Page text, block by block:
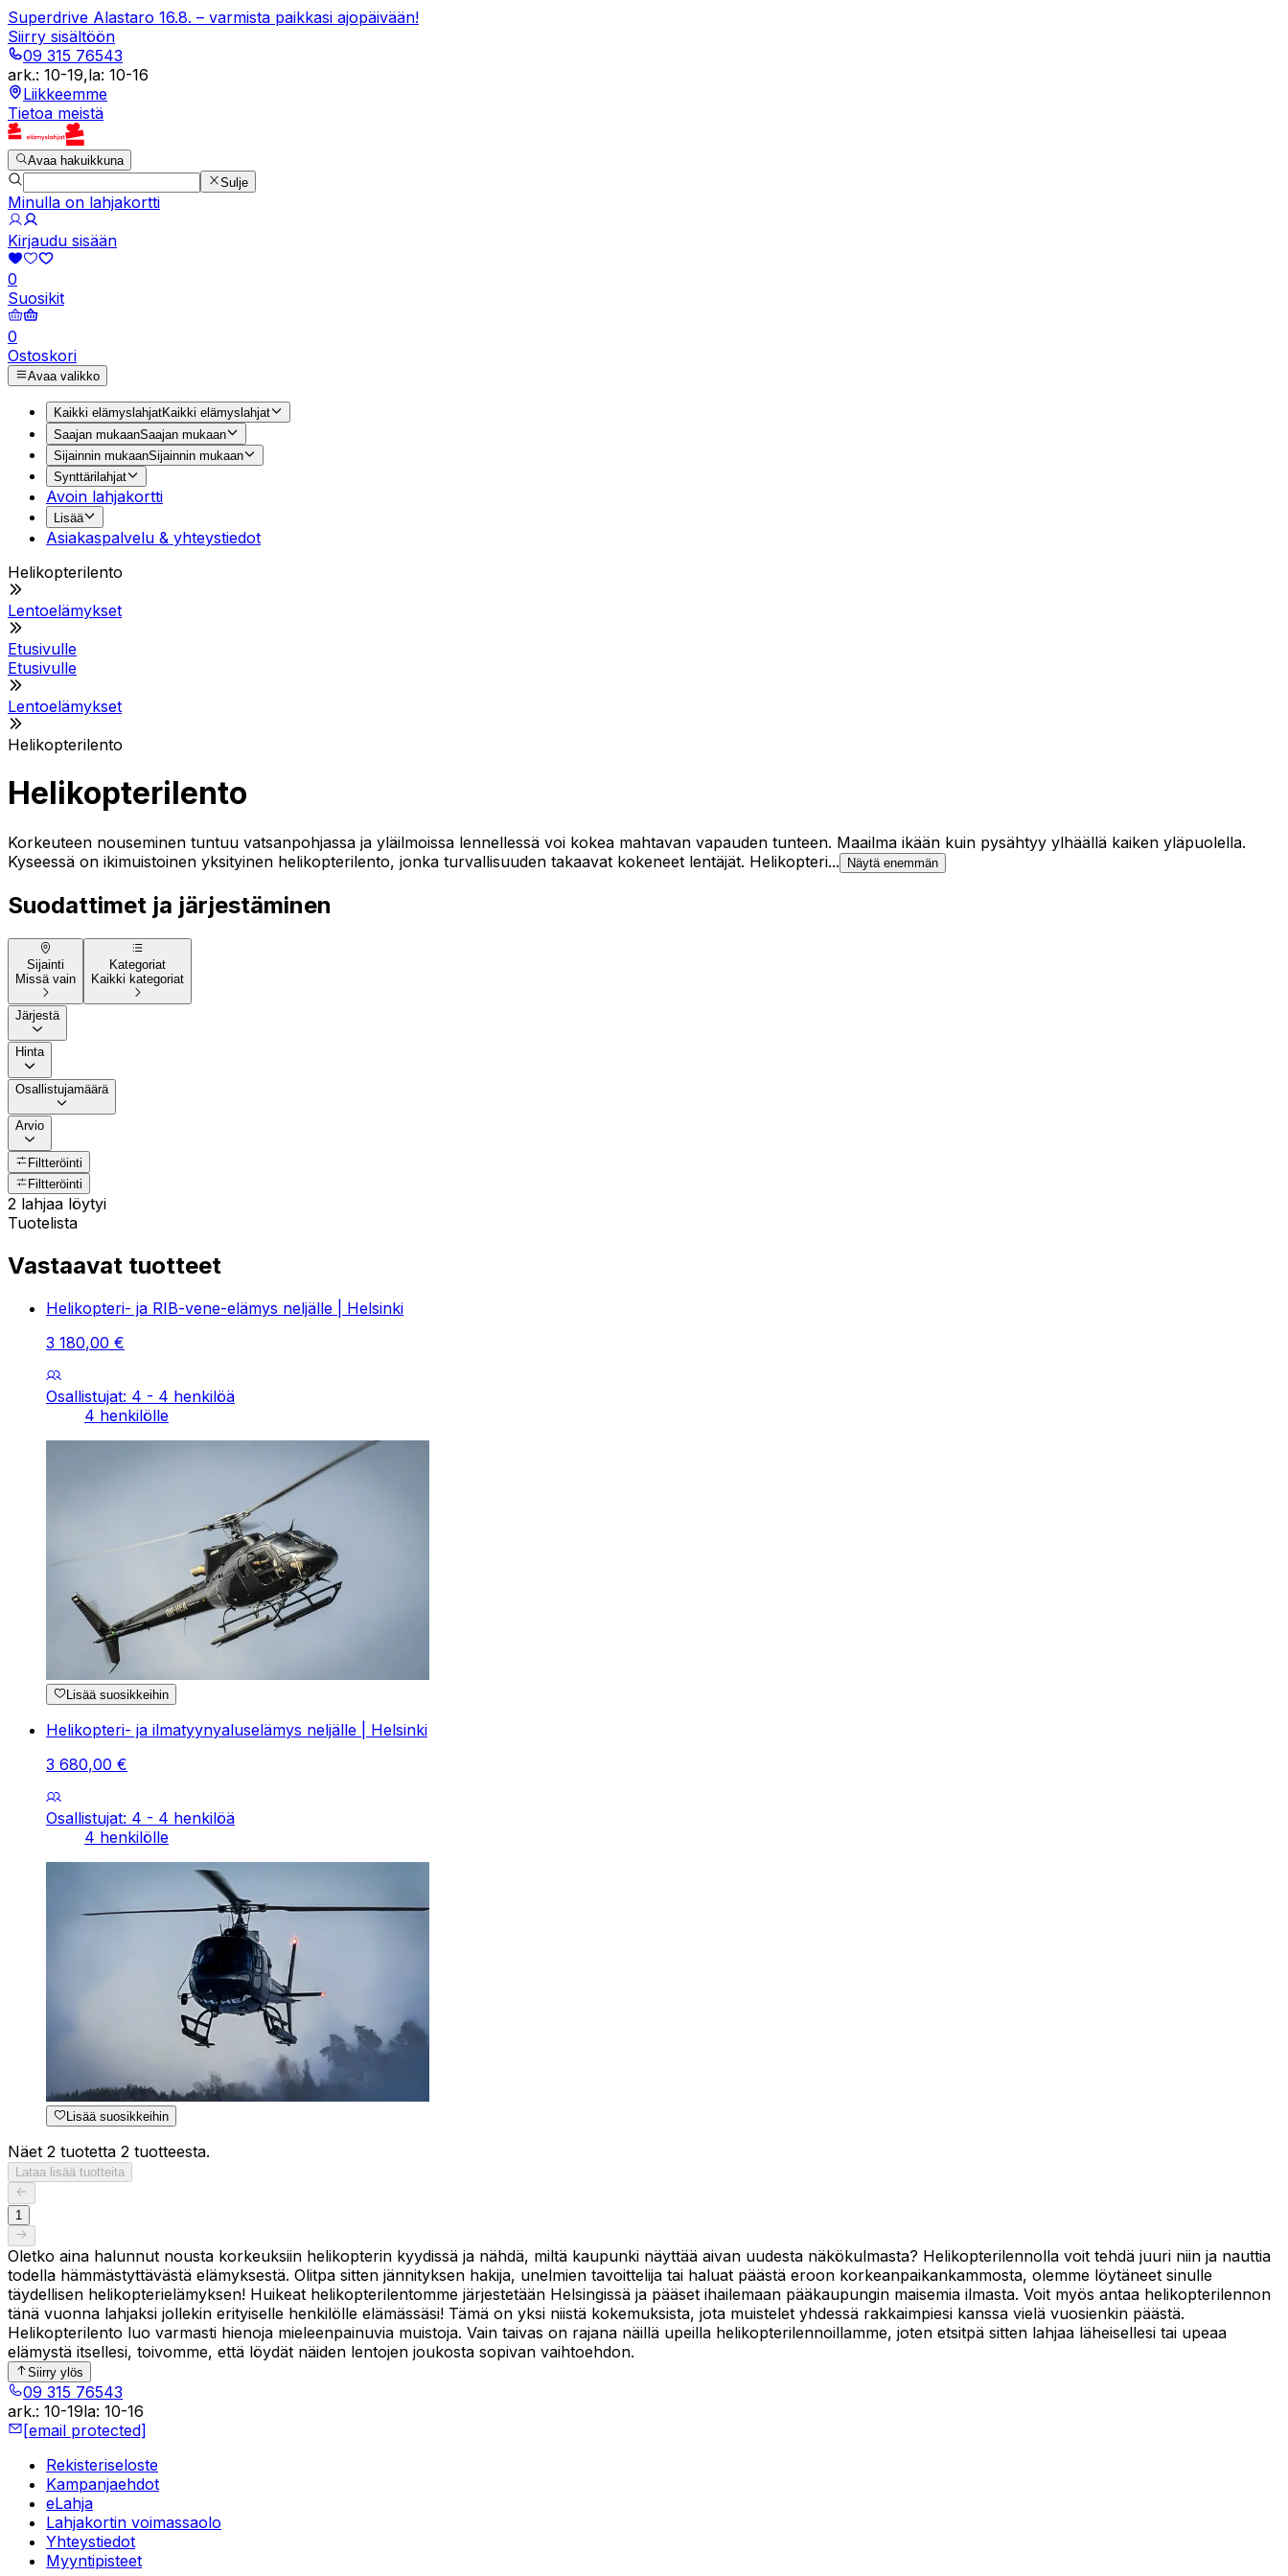
Superdrive Alastaro 16.8. – varmista paikkasi ajopäivään!
Siirry sisältöön
09 315 76543
ark.: 10-19,la: 10-16
Liikkeemme
Tietoa meistä
Avaa hakuikkuna
Sulje
Minulla on lahjakortti
Kirjaudu sisään
0
Suosikit
0
Ostoskori
Avaa valikko
Kaikki elämyslahjatKaikki elämyslahjat
Saajan mukaanSaajan mukaan
Sijainnin mukaanSijainnin mukaan
Synttärilahjat
Avoin lahjakortti
Lisää
Asiakaspalvelu & yhteystiedot
Helikopterilento
Lentoelämykset
Etusivulle
Etusivulle
Lentoelämykset
Helikopterilento
Helikopterilento
Korkeuteen nouseminen tuntuu vatsanpohjassa ja yläilmoissa lennellessä voi kokea mahtavan vapauden tunteen. Maailma ikään kuin pysähtyy ylhäällä kaiken yläpuolella.
Kyseessä on ikimuistoinen yksityinen helikopterilento, jonka turvallisuuden takaavat kokeneet lentäjät. Helikopteri...
Näytä enemmän
Suodattimet ja järjestäminen
Sijainti
Missä vain
Kategoriat
Kaikki kategoriat
Järjestä
Hinta
Osallistujamäärä
Arvio
Filtteröinti
Filtteröinti
2 lahjaa löytyi
Tuotelista
Vastaavat tuotteet
Helikopteri- ja RIB-vene-elämys neljälle | Helsinki
3 180,00 €
Osallistujat: 4 - 4 henkilöä
4 henkilölle
Lisää suosikkeihin
Helikopteri- ja ilmatyynyaluselämys neljälle | Helsinki
3 680,00 €
Osallistujat: 4 - 4 henkilöä
4 henkilölle
Lisää suosikkeihin
Näet 2 tuotetta 2 tuotteesta.
Lataa lisää tuotteita
1
Oletko aina halunnut nousta korkeuksiin helikopterin kyydissä ja nähdä, miltä kaupunki näyttää aivan uudesta näkökulmasta? Helikopterilennolla voit tehdä juuri niin ja nauttia
todella hämmästyttävästä elämyksestä. Olitpa sitten jännityksen hakija, unelmien tavoittelija tai haluat päästä eroon korkeanpaikankammosta, olemme löytäneet sinulle
täydellisen helikopterielämyksen! Huikeat helikopterilentomme järjestetään Helsingissä ja pääset ihailemaan pääkaupungin maisemia ilmasta. Voit myös antaa helikopterilennon
tänä vuonna lahjaksi jollekin erityiselle henkilölle elämässäsi! Tämä on yksi niistä kokemuksista, jota muistelet yhdessä rakkaimpiesi kanssa vielä vuosienkin päästä.
Helikopterilento luo varmasti hienoja mieleenpainuvia muistoja. Vain taivas on rajana näillä upeilla helikopterilennoillamme, joten etsitpä sitten lahjaa läheisellesi tai upeaa
elämystä itsellesi, toivomme, että löydät näiden lentojen joukosta sopivan vaihtoehdon.
Siirry ylös
09 315 76543
ark.: 10-19la: 10-16
[email protected]
Rekisteriseloste
Kampanjaehdot
eLahja
Lahjakortin voimassaolo
Yhteystiedot
Myyntipisteet